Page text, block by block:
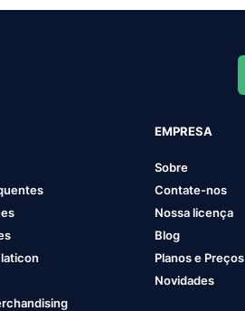
EMPRESA
Sobre
Contate-nos
Nossa licença
Blog
Planos e Preços
Novidades